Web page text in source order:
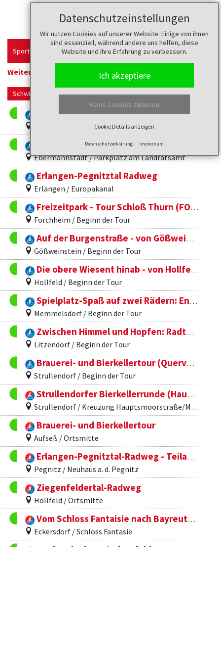
Datenschutzeinstellungen
Wir nutzen Cookies auf unserer Website. Einige von ihnen
sind essenziell, während andere uns helfen, diese
Website und Ihre Erfahrung zu verbessern.
Ich akzeptiere
Keine Cookies zulassen
Cookie Details anzeigen
Datenschutzerklärung Impressum
Touren
Sportart
Weitere Filter anzeigen Filter zurücksetzen
Schwierigkeit
Obernsees - Seitenbach
Mistelgau / Therme Obernsees
"Spielend radeln" durchs Leinleitertal
Ebermannstadt / Parkplatz am Landratsamt
Erlangen-Pegnitztal Radweg
Erlangen / Europakanal
Freizeitpark - Tour Schloß Thurn (FO 13)
Forchheim / Beginn der Tour
Auf der Burgenstraße - von Gößweinstein nach Ebermannstadt
Gößweinstein / Beginn der Tour
Die obere Wiesent hinab - von Hollfeld über Waischenfeld bis Doos
Hollfeld / Beginn der Tour
Spielplatz-Spaß auf zwei Rädern: Entdeckertour von Memmelsdorf nach Pödeldorf
Memmelsdorf / Beginn der Tour
Zwischen Himmel und Hopfen: Radtour zu Kapellen, Kirchen und Brauereien im Ellertal
Litzendorf / Beginn der Tour
Brauerei- und Bierkellertour (Querverbindung: Strullendorf- Roßdorf - Geisfeld - Litzendorf)
Strullendorf / Beginn der Tour
Strullendorfer Bierkellerrunde (Hauptroute via Roßdorf am Forst)
Strullendorf / Kreuzung Hauptsmoorstraße/Mühlberg
Brauerei- und Bierkellertour
Aufseß / Ortsmitte
Erlangen-Pegnitztal-Radweg - Teilabschnitt Neuhaus bis Obertrubach
Pegnitz / Neuhaus a. d. Pegnitz
Ziegenfeldertal-Radweg
Hollfeld / Ortsmitte
Vom Schloss Fantaisie nach Bayreuth (BT3)
Eckersdorf / Schloss Fantasie
Nankendorf - Waischenfeld